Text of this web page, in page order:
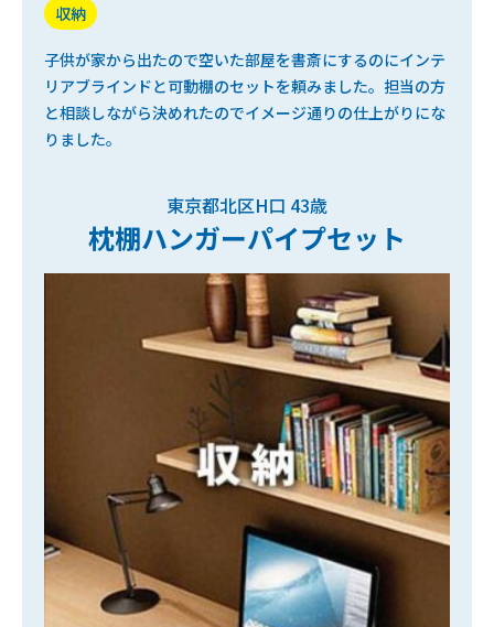
収納
子供が家から出たので空いた部屋を書斎にするのにインテ
リアブラインドと可動棚のセットを頼みました。担当の方
と相談しながら決めれたのでイメージ通りの仕上がりにな
りました。
東京都北区H口 43歳
枕棚ハンガーパイプセット